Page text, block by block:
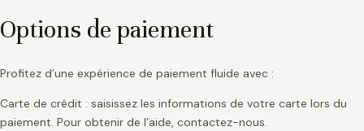
Options de paiement
Profitez d’une expérience de paiement fluide avec :
Carte de crédit : saisissez les informations de votre carte lors du
paiement. Pour obtenir de l’aide, contactez-nous.